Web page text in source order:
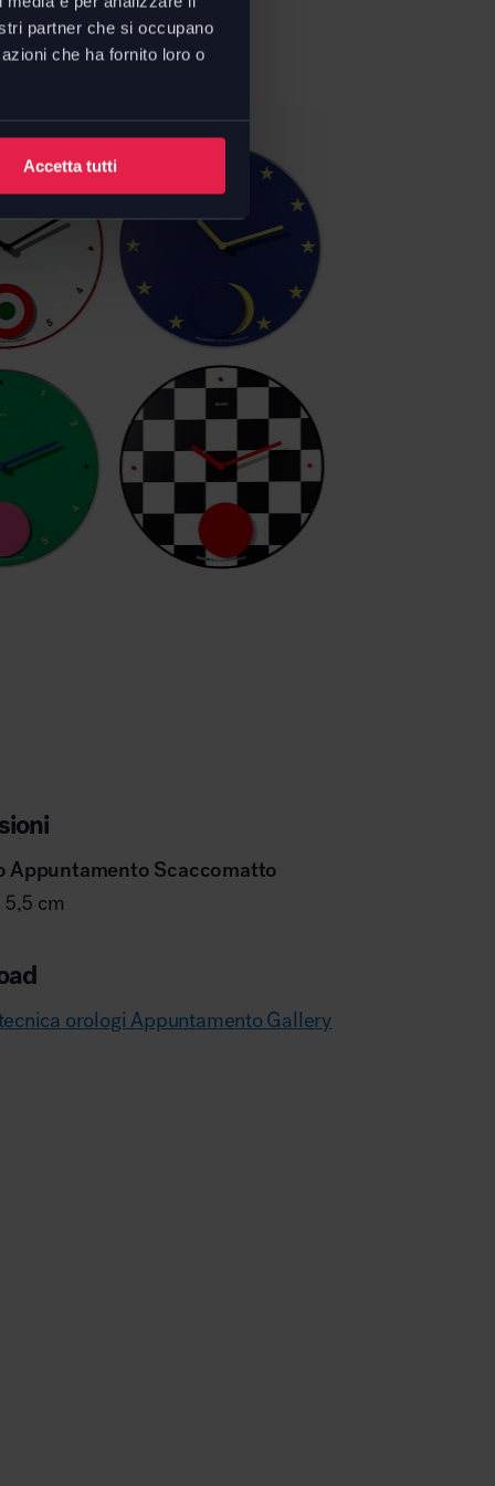
partner che si occupano
che ha fornito loro o
Accetta tutti
Appuntamento Scaccomatto
cm
orologi Appuntamento Gallery